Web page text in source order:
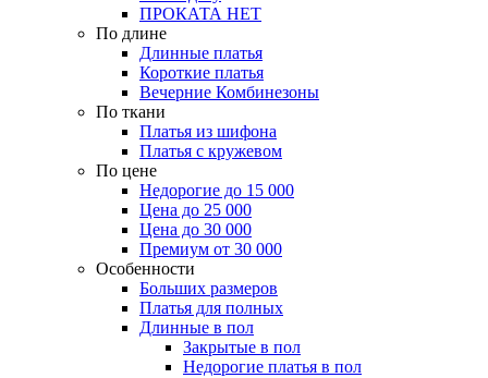
ПРОКАТА НЕТ
По длине
Длинные платья
Короткие платья
Вечерние Комбинезоны
По ткани
Платья из шифона
Платья с кружевом
По цене
Недорогие до 15 000
Цена до 25 000
Цена до 30 000
Премиум от 30 000
Особенности
Больших размеров
Платья для полных
Длинные в пол
Закрытые в пол
Недорогие платья в пол